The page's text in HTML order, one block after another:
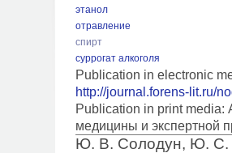
этанол
отравление
спирт
суррогат алкоголя
Publication in electronic
http://journal.forens-lit.ru/
Publication in print media:
медицины и экспертной
Ю. В. Солодун, Ю. С.